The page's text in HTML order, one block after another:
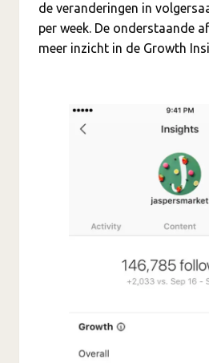
de veranderingen in
per week. De onderstaande
meer inzicht in de Growth